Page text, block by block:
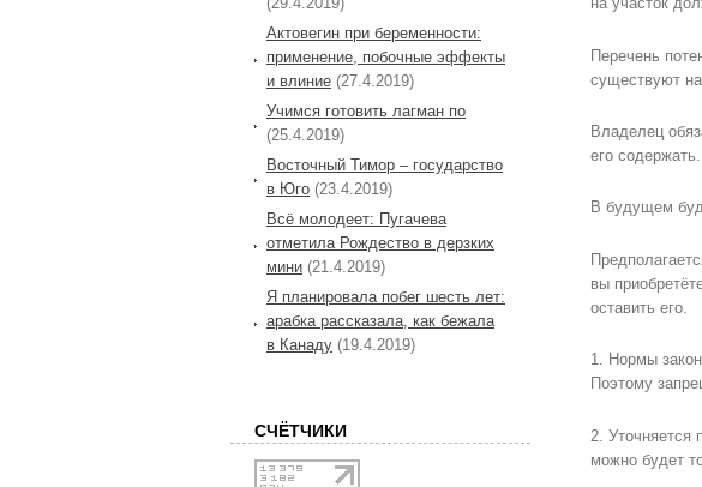
Перечень
существуют
Владелец
его содержать.
В будущем
вы
оставить его.
1. Нормы
Поэтому
2. Уточняется
можно будет
Актовегин при беременности:
применение, побочные эффекты
и влиние (27.4.2019)
Учимся готовить лагман по
(25.4.2019)
Восточный Тимор – государство
в Юго (23.4.2019)
Всё молодеет: Пугачева
отметила Рождество в дерзких
мини (21.4.2019)
Я планировала побег шесть лет:
арабка рассказала, как бежала
в Канаду (19.4.2019)
СЧЁТЧИКИ